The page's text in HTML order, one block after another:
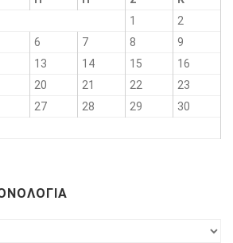
1
2
6 7 8
9
13 14 15
16
20 21 22
23
27 28 29
30